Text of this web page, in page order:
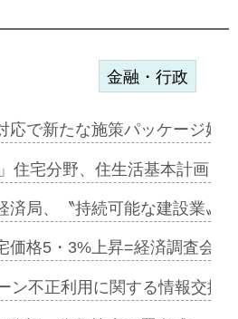
金融・行政
応で新たな施策パッケージ始
住宅分野、住生活基本計画
済局、〝持続可能な建設業〟
価格5・3%上昇=経済調査会
ン不正利用に関する情報交換